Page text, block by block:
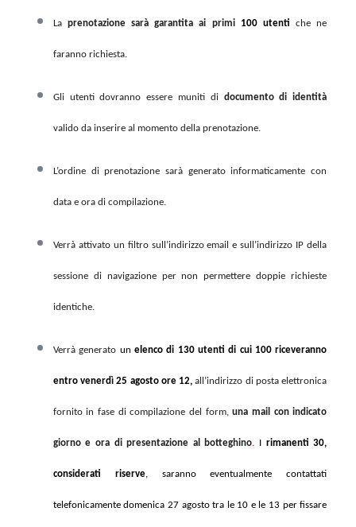
La prenotazione sarà garantita ai primi100 utenti che ne
faranno richiesta.
Gli utenti dovranno essere muniti di documento di identità
valido da inserire al momento della prenotazione.
L’ordine di prenotazione sarà generato informaticamente con
data e ora di compilazione.
Verrà attivato un filtro sull’indirizzo email e sull’indirizzo IP della
sessione di navigazione per non permettere doppie richieste
identiche.
Verrà generato un elenco di 130 utenti di cui 100 riceveranno
entro venerdì 25 agosto ore 12, all’indirizzo di posta elettronica
fornito in fase di compilazione del form,una mail con indicato
giorno e ora di presentazione al botteghino. rimanenti 30,
considerati riserve, saranno eventualmente contattati
telefonicamente domenica 27 agosto tra le 10 e le 13 per fissare